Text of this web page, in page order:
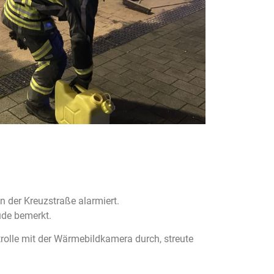
der Kreuzstraße alarmiert.
bemerkt.
mit der Wärmebildkamera durch, streute